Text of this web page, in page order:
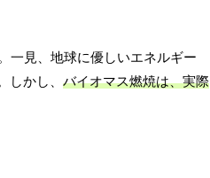
一見、地球に優しいエネルギー
かし、 バイオマス燃焼は、実際